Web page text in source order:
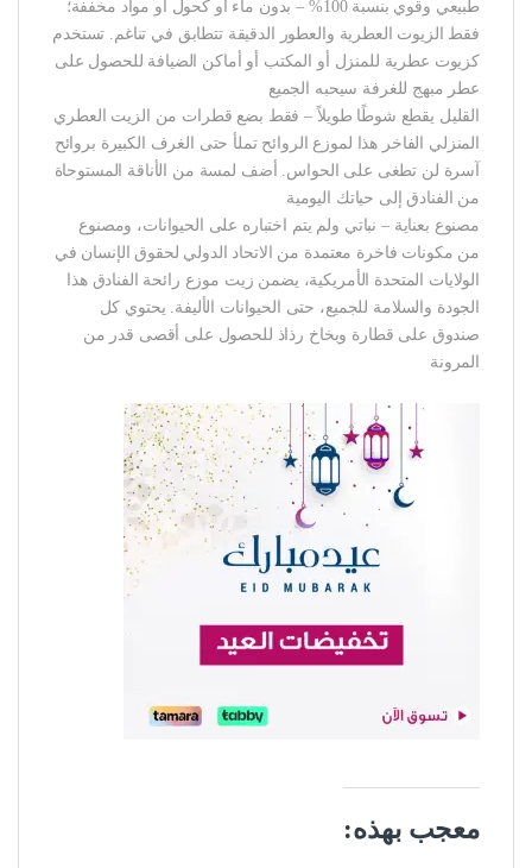
طبيعي وقوي بنسبة 100% – بدون ماء أو كحول أو مواد مخففة؛
فقط الزيوت العطرية والعطور الدقيقة تتطابق في تناغم. تستخدم
كزيوت عطرية للمنزل أو المكتب أو أماكن الضيافة للحصول على
عطر مبهج للغرفة سيحبه الجميع
القليل يقطع شوطًا طويلاً – فقط بضع قطرات من الزيت العطري
المنزلي الفاخر هذا لموزع الروائح تملأ حتى الغرف الكبيرة بروائح
آسرة لن تطغى على الحواس. أضف لمسة من الأناقة المستوحاة
من الفنادق إلى حياتك اليومية
مصنوع بعناية – نباتي ولم يتم اختباره على الحيوانات، ومصنوع
من مكونات فاخرة معتمدة من الاتحاد الدولي لحقوق الإنسان في
الولايات المتحدة الأمريكية، يضمن زيت موزع رائحة الفنادق هذا
الجودة والسلامة للجميع، حتى الحيوانات الأليفة. يحتوي كل
صندوق على قطارة وبخاخ رذاذ للحصول على أقصى قدر من
المرونة
معجب بهذه: